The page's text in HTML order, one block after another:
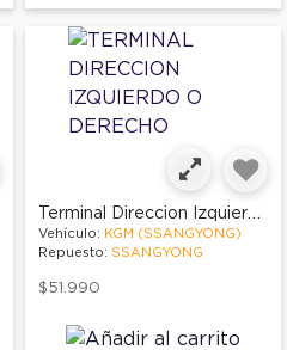
Terminal Direccion Izquierdo O Derecho
Vehículo: KGM (SSANGYONG)
Repuesto: SSANGYONG
$51.990